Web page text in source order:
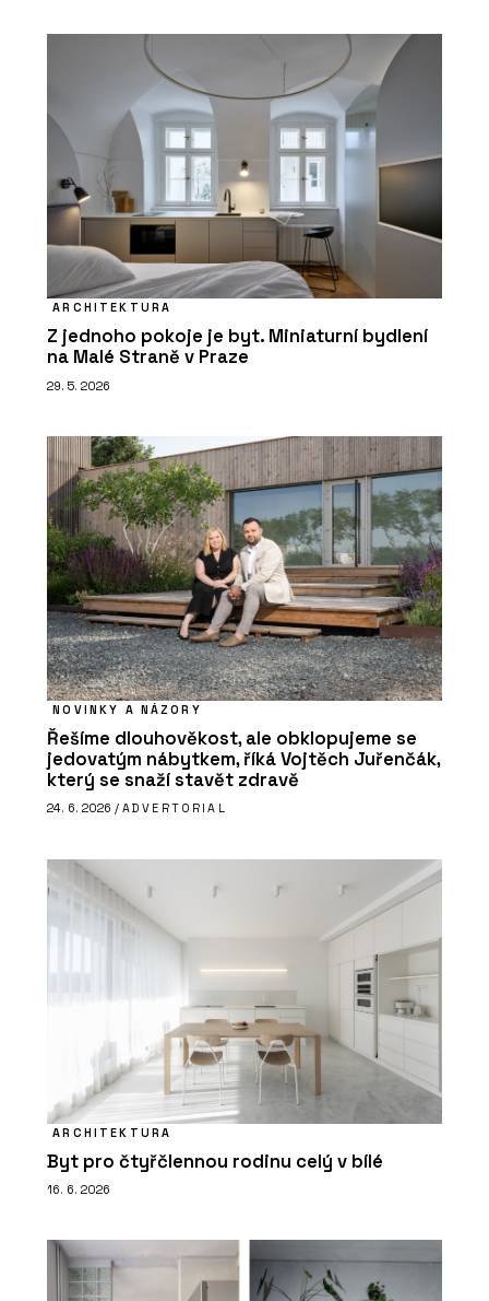
ARCHITEKTURA
Z jednoho pokoje je byt. Miniaturní bydlení
na Malé Straně v Praze
29. 5. 2026
NOVINKY A NÁZORY
Řešíme dlouhověkost, ale obklopujeme se
jedovatým nábytkem, říká Vojtěch Juřenčák,
který se snaží stavět zdravě
24. 6. 2026 / ADVERTORIAL
ARCHITEKTURA
Byt pro čtyřčlennou rodinu celý v bílé
16. 6. 2026